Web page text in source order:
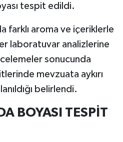
tespit edildi.
farklı aroma ve içeriklerle
laboratuvar analizlerine
sonucunda
mevzuata aykırı
belirlendi.
BOYASI TESPİT